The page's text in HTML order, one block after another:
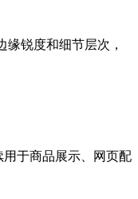
锐度和细节层次，
于商品展示、网页配